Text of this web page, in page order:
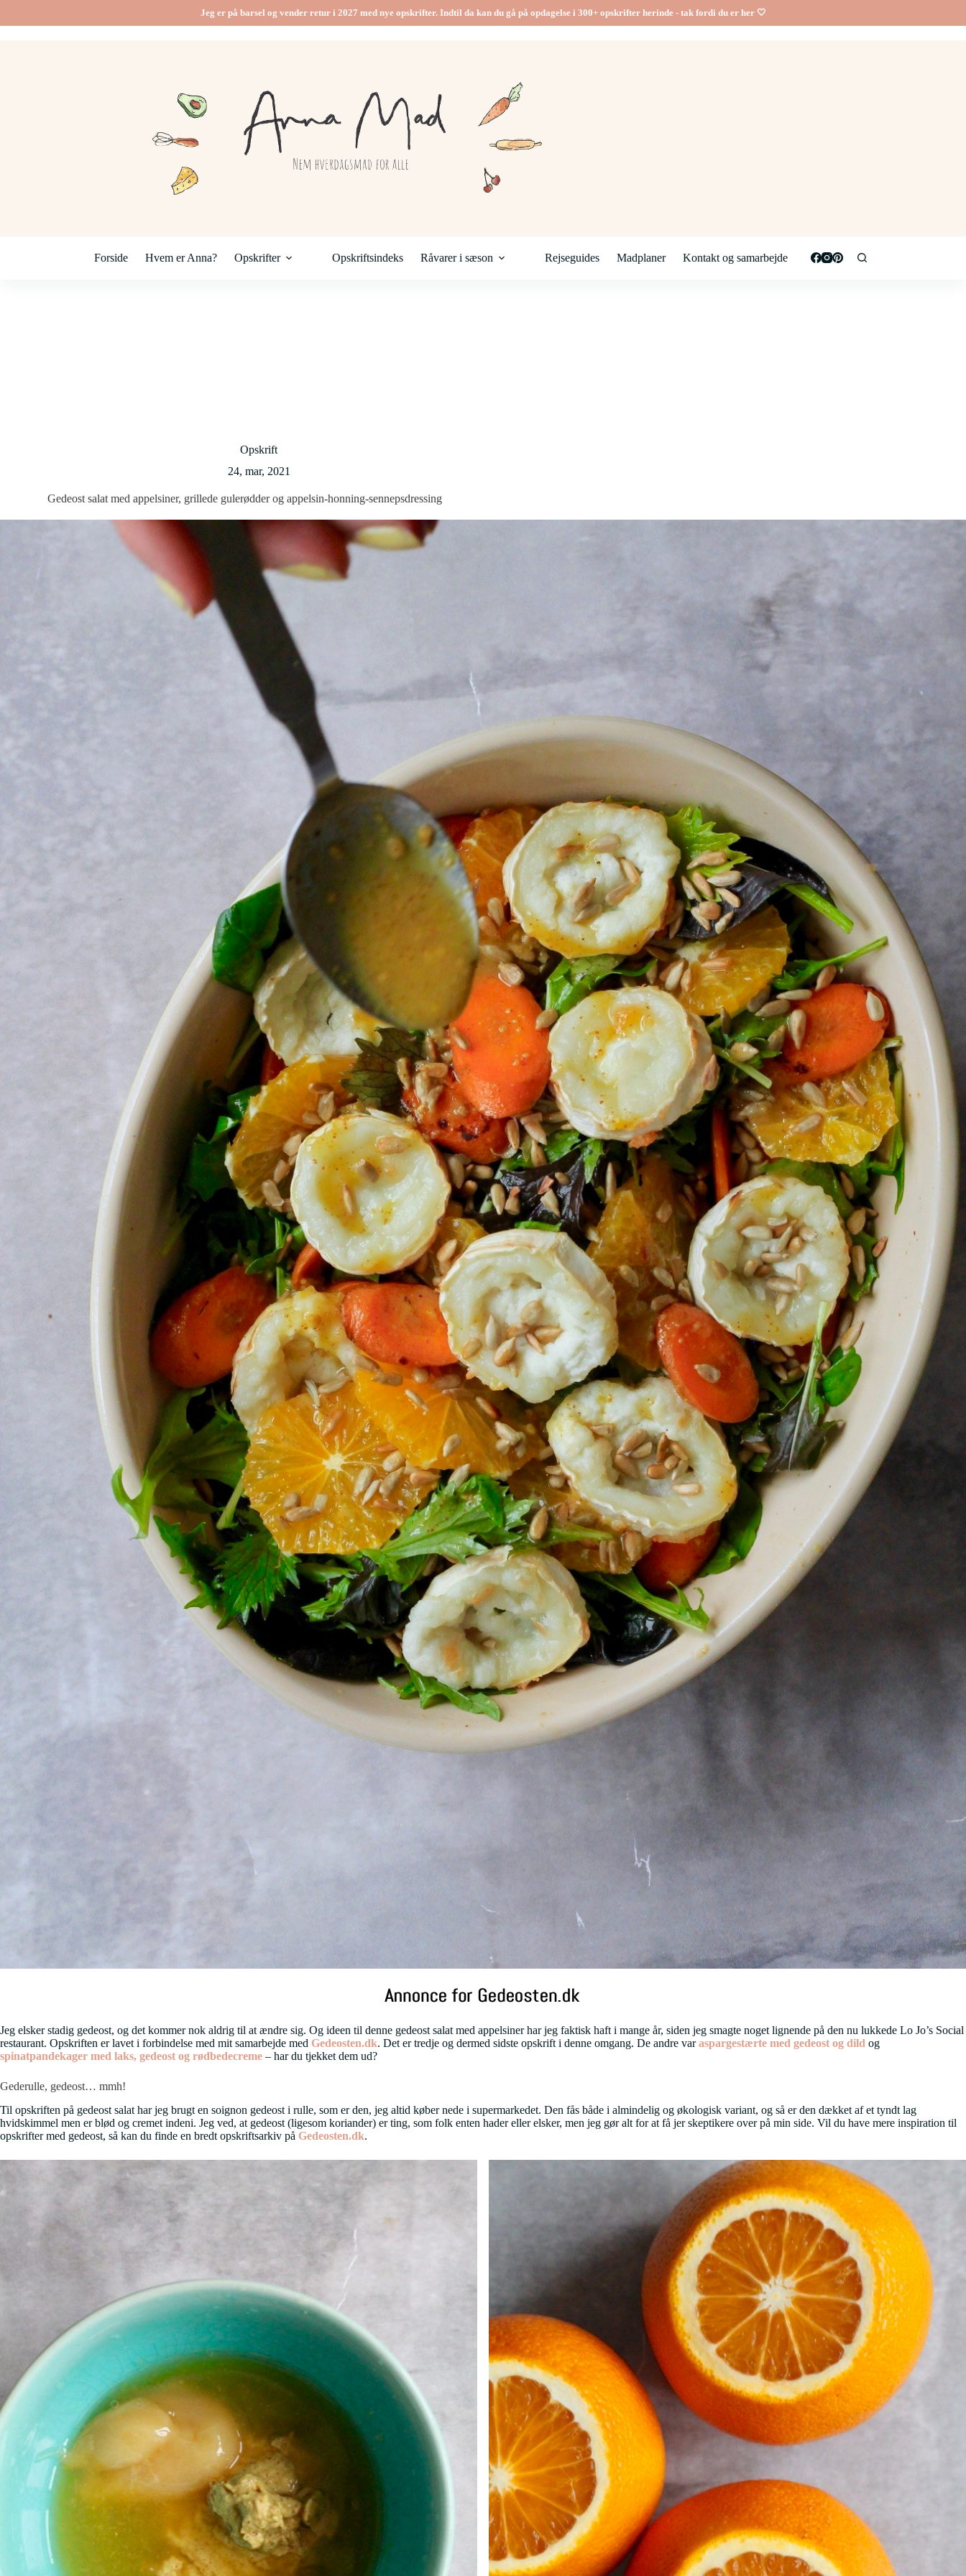
Jeg er på barsel og vender retur i 2027 med nye opskrifter. Indtil da kan du gå på opdagelse i 300+ opskrifter herinde - tak fordi du er her 🤍
Forside Hvem er Anna? Opskrifter Opskriftsindeks Råvarer i sæson Rejseguides Madplaner Kontakt og samarbejde
Opskrift
24, mar, 2021
Gedeost salat med appelsiner, grillede gulerødder og appelsin-honning-sennepsdressing
Jeg elsker stadig gedeost, og det kommer nok aldrig til at ændre sig. Og ideen til denne gedeost salat med appelsiner har jeg faktisk haft i mange år, siden jeg smagte noget lignende på den nu lukkede Lo Jo’s Social
restaurant. Opskriften er lavet i forbindelse med mit samarbejde med Gedeosten.dk. Det er tredje og dermed sidste opskrift i denne omgang. De andre varaspargestærte med gedeost og dild og
spinatpandekager med laks, gedeost og rødbedecreme – har du tjekket dem ud?
Gederulle, gedeost… mmh!
Til opskriften på gedeost salat har jeg brugt en soignon gedeost i rulle, som er den, jeg altid køber nede i supermarkedet. Den fås både i almindelig og økologisk variant, og så er den dækket af et tyndt lag
hvidskimmel men er blød og cremet indeni. Jeg ved, at gedeost (ligesom koriander) er ting, som folk enten hader eller elsker, men jeg gør alt for at få jer skeptikere over på min side. Vil du have mere inspiration til
opskrifter med gedeost, så kan du finde en bredt opskriftsarkiv på Gedeosten.dk.